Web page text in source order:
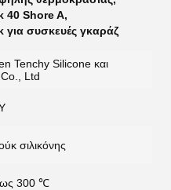
40 Shore A,
για συσκευές γκαράζ
Tenchy Silicone και
Ltd
σιλικόνης
300 ℃